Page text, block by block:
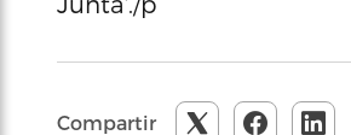
Compartir